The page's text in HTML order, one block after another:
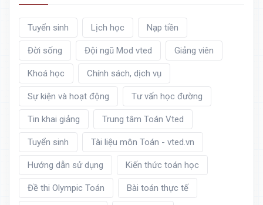
Tuyển sinh Lịch học Nạp tiền
Đời sống Đội ngũ Mod vted Giảng viên
Khoá học Chính sách, dịch vụ
Sự kiện và hoạt động Tư vấn học đường
Tin khai giảng Trung tâm Toán Vted
Tuyển sinh Tài liệu môn Toán - vted.vn
Hướng dẫn sử dụng Kiến thức toán học
Đề thi Olympic Toán Bài toán thực tế